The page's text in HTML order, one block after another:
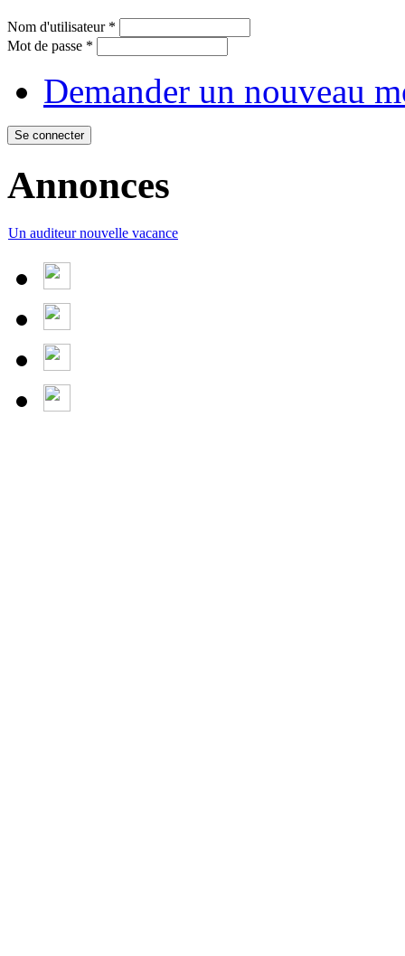
Nom d'utilisateur *
Mot de passe *
Demander un nouveau
Annonces
Un auditeur nouvelle vacance